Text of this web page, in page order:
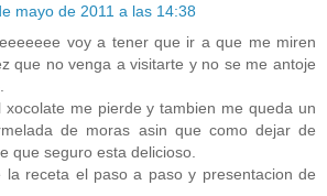
mayo de 2011 a las 14:38
voy a tener que ir a que me miren
que no venga a visitarte y no se me antoje
xocolate me pierde y tambien me queda un
de moras asin que como dejar de
que seguro esta delicioso.
la receta el paso a paso y presentacion de